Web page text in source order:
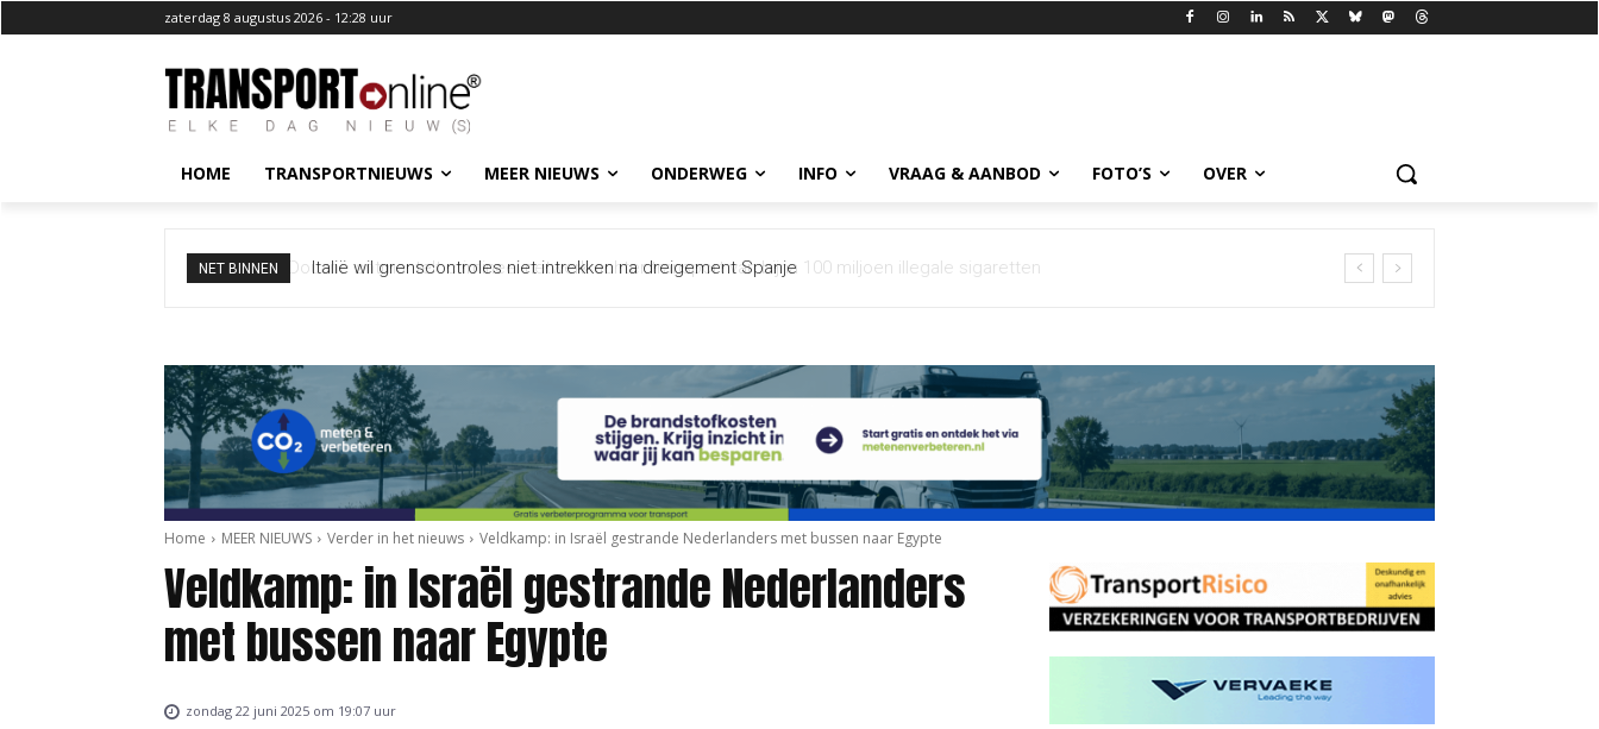
zaterdag 8 augustus 2026 - 12:28 uur
HOME TRANSPORTNIEUWS MEER NIEUWS ONDERWEG INFO VRAAG & AANBOD FOTO’S OVER
NET BINNEN Italië wil grenscontroles niet intrekken na dreigement Spanje
Home MEER NIEUWS Verder in het nieuws Veldkamp: in Israël gestrande Nederlanders met bussen naar Egypte
Veldkamp: in Israël gestrande Nederlanders
met bussen naar Egypte
zondag 22 juni 2025 om 19:07 uur